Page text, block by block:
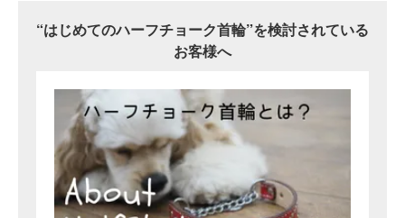
“はじめてのハーフチョーク首輪”を検討されている
お客様へ